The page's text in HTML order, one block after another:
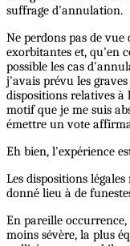
suffrage d'annulation.
Ne perdons pas de
exorbitantes et, qu'en
possible les cas
j'avais prévu les
dispositions relatives à
motif que je me suis
émettre un vote
Eh bien, l'expérience
Les dispositions
donné lieu à de
En pareille
moins sévère, la plus